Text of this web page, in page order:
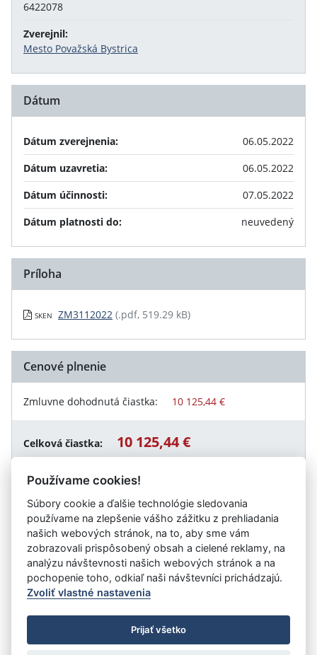
6422078
Zverejnil:
Mesto Považská Bystrica
Dátum
Dátum zverejnenia:
06.05.2022
Dátum uzavretia:
06.05.2022
Dátum účinnosti:
07.05.2022
Dátum platnosti do:
neuvedený
Príloha
SKEN ZM3112022 (.pdf, 519.29 kB)
Cenové plnenie
Zmluvne dohodnutá čiastka: 10 125,44 €
Celková čiastka: 10 125,44 €
Návrat späť
Vystavil:Mesto Považská Bystrica
Úrad vlády SR
- Všetky práva vyhradené
Prehlásenie o prístupnosti
Zmluvy do 31.12.2010
Nastavenia cookies
Používame cookies!
Súbory cookie a ďalšie technológie sledovania
používame na zlepšenie vášho zážitku z prehliadania
našich webových stránok, na to, aby sme vám
zobrazovali prispôsobený obsah a cielené reklamy, na
analýzu návštevnosti našich webových stránok a na
pochopenie toho, odkiaľ naši návštevníci prichádzajú.
Zvoliť vlastné nastavenia
Prijať všetko